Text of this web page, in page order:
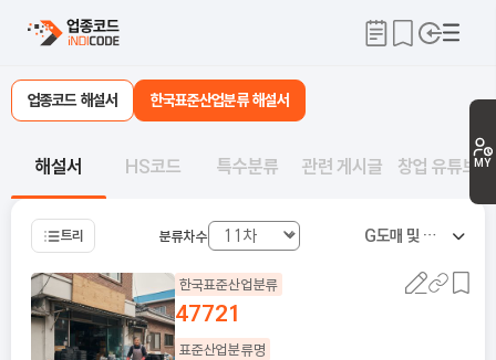
MY
업종코드 해설서 한국표준산업분류 해설서
해설서 HS코드 특수분류 관련 게시글 창업 유튜브
트리 분류차수 G 도매 및 소매업
한국표준산업분류
47721
표준산업분류명